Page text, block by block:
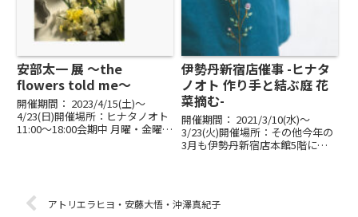
安部太一 展 ～the
flowers told me～
開催期間： 2023/4/15(土)〜
4/23(日)開催場所：ヒナタノオト
11:00～18:00会期中 月曜・金曜休
伊勢丹新宿店催事 -ヒナタ
ノオト 作り手と結ぶ庭 花
菜摘む-
開催期間： 2021/3/10(水)〜
3/23(火)開催場所：その他今年の
3月も伊勢丹新宿店本館5階にて
期 3/10（水）...
アトリエラヒヨ・安藤大悟・沖澤真紀子